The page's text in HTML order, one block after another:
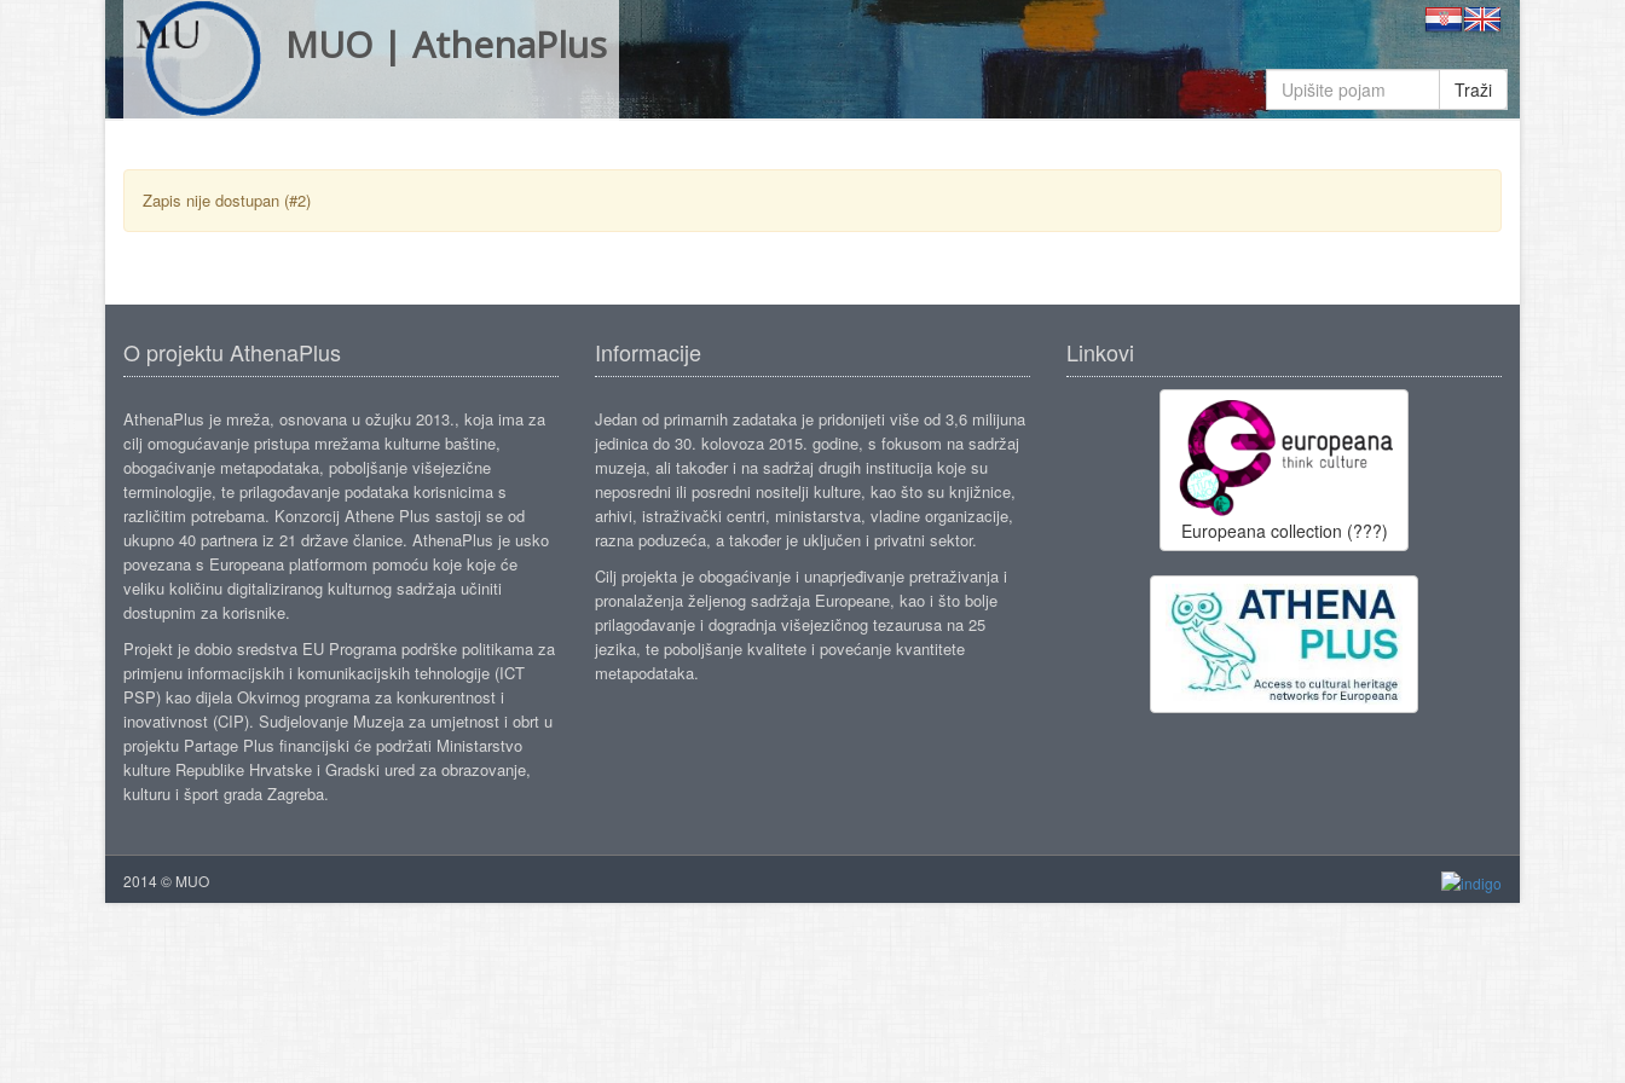
MUO | AthenaPlus
Traži
Zapis nije dostupan (#2)
O projektu AthenaPlus
AthenaPlus je mreža, osnovana u ožujku 2013., koja ima za
cilj omogućavanje pristupa mrežama kulturne baštine,
obogaćivanje metapodataka, poboljšanje višejezične
terminologije, te prilagođavanje podataka korisnicima s
različitim potrebama. Konzorcij Athene Plus sastoji se od
ukupno 40 partnera iz 21 države članice. AthenaPlus je usko
povezana s Europeana platformom pomoću koje koje će
veliku količinu digitaliziranog kulturnog sadržaja učiniti
dostupnim za korisnike.
Projekt je dobio sredstva EU Programa podrške politikama za
primjenu informacijskih i komunikacijskih tehnologije (ICT
PSP) kao dijela Okvirnog programa za konkurentnost i
inovativnost (CIP). Sudjelovanje Muzeja za umjetnost i obrt u
projektu Partage Plus financijski će podržati Ministarstvo
kulture Republike Hrvatske i Gradski ured za obrazovanje,
kulturu i šport grada Zagreba.
Informacije
Jedan od primarnih zadataka je pridonijeti više od 3,6 milijuna
jedinica do 30. kolovoza 2015. godine, s fokusom na sadržaj
muzeja, ali također i na sadržaj drugih institucija koje su
neposredni ili posredni nositelji kulture, kao što su knjižnice,
arhivi, istraživački centri, ministarstva, vladine organizacije,
razna poduzeća, a također je uključen i privatni sektor.
Cilj projekta je obogaćivanje i unaprjeđivanje pretraživanja i
pronalaženja željenog sadržaja Europeane, kao i što bolje
prilagođavanje i dogradnja višejezičnog tezaurusa na 25
jezika, te poboljšanje kvalitete i povećanje kvantitete
metapodataka.
Linkovi
Europeana collection (???)
2014 © MUO